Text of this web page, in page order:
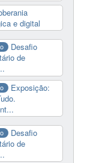
e digital
Desafio
de
Exposição:
Desafio
de